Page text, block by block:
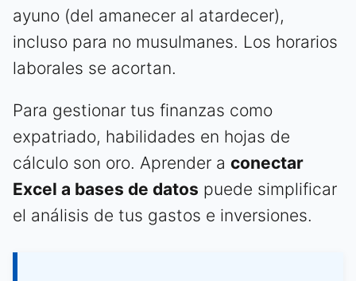
ayuno (del amanecer al atardecer),
incluso para no musulmanes. Los horarios
laborales se acortan.
Para gestionar tus finanzas como
expatriado, habilidades en hojas de
cálculo son oro. Aprender a conectar
Excel a bases de datos puede simplificar
el análisis de tus gastos e inversiones.